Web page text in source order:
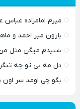
میرم امامزاده عباس
بارون میر احمد و
شنیدم میگن مثل
دل مه بی تو چه
بگو چی اومد سر